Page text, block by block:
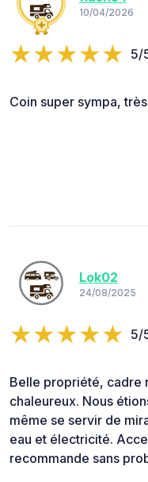
10/04/2026
5/
Coin super sympa,
Lok02
24/08/2025
5/
Belle propriété, cadre
chaleureux. Nous
même se servir de
eau et électricité.
recommande sans